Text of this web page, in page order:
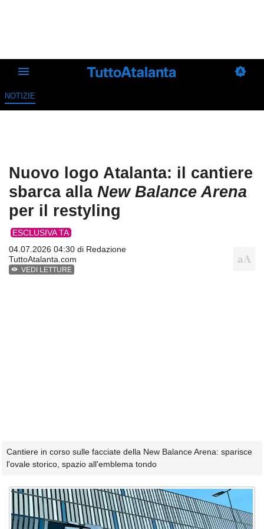
NOTIZIE
Nuovo logo Atalanta: il cantiere
sbarca alla New Balance Arena
per il restyling
ESCLUSIVA TA
04.07.2026 04:30 di Redazione
TuttoAtalanta.com
VEDI LETTURE
Cantiere in corso sulle facciate della New Balance Arena: sparisce
l'ovale storico, spazio all'emblema tondo